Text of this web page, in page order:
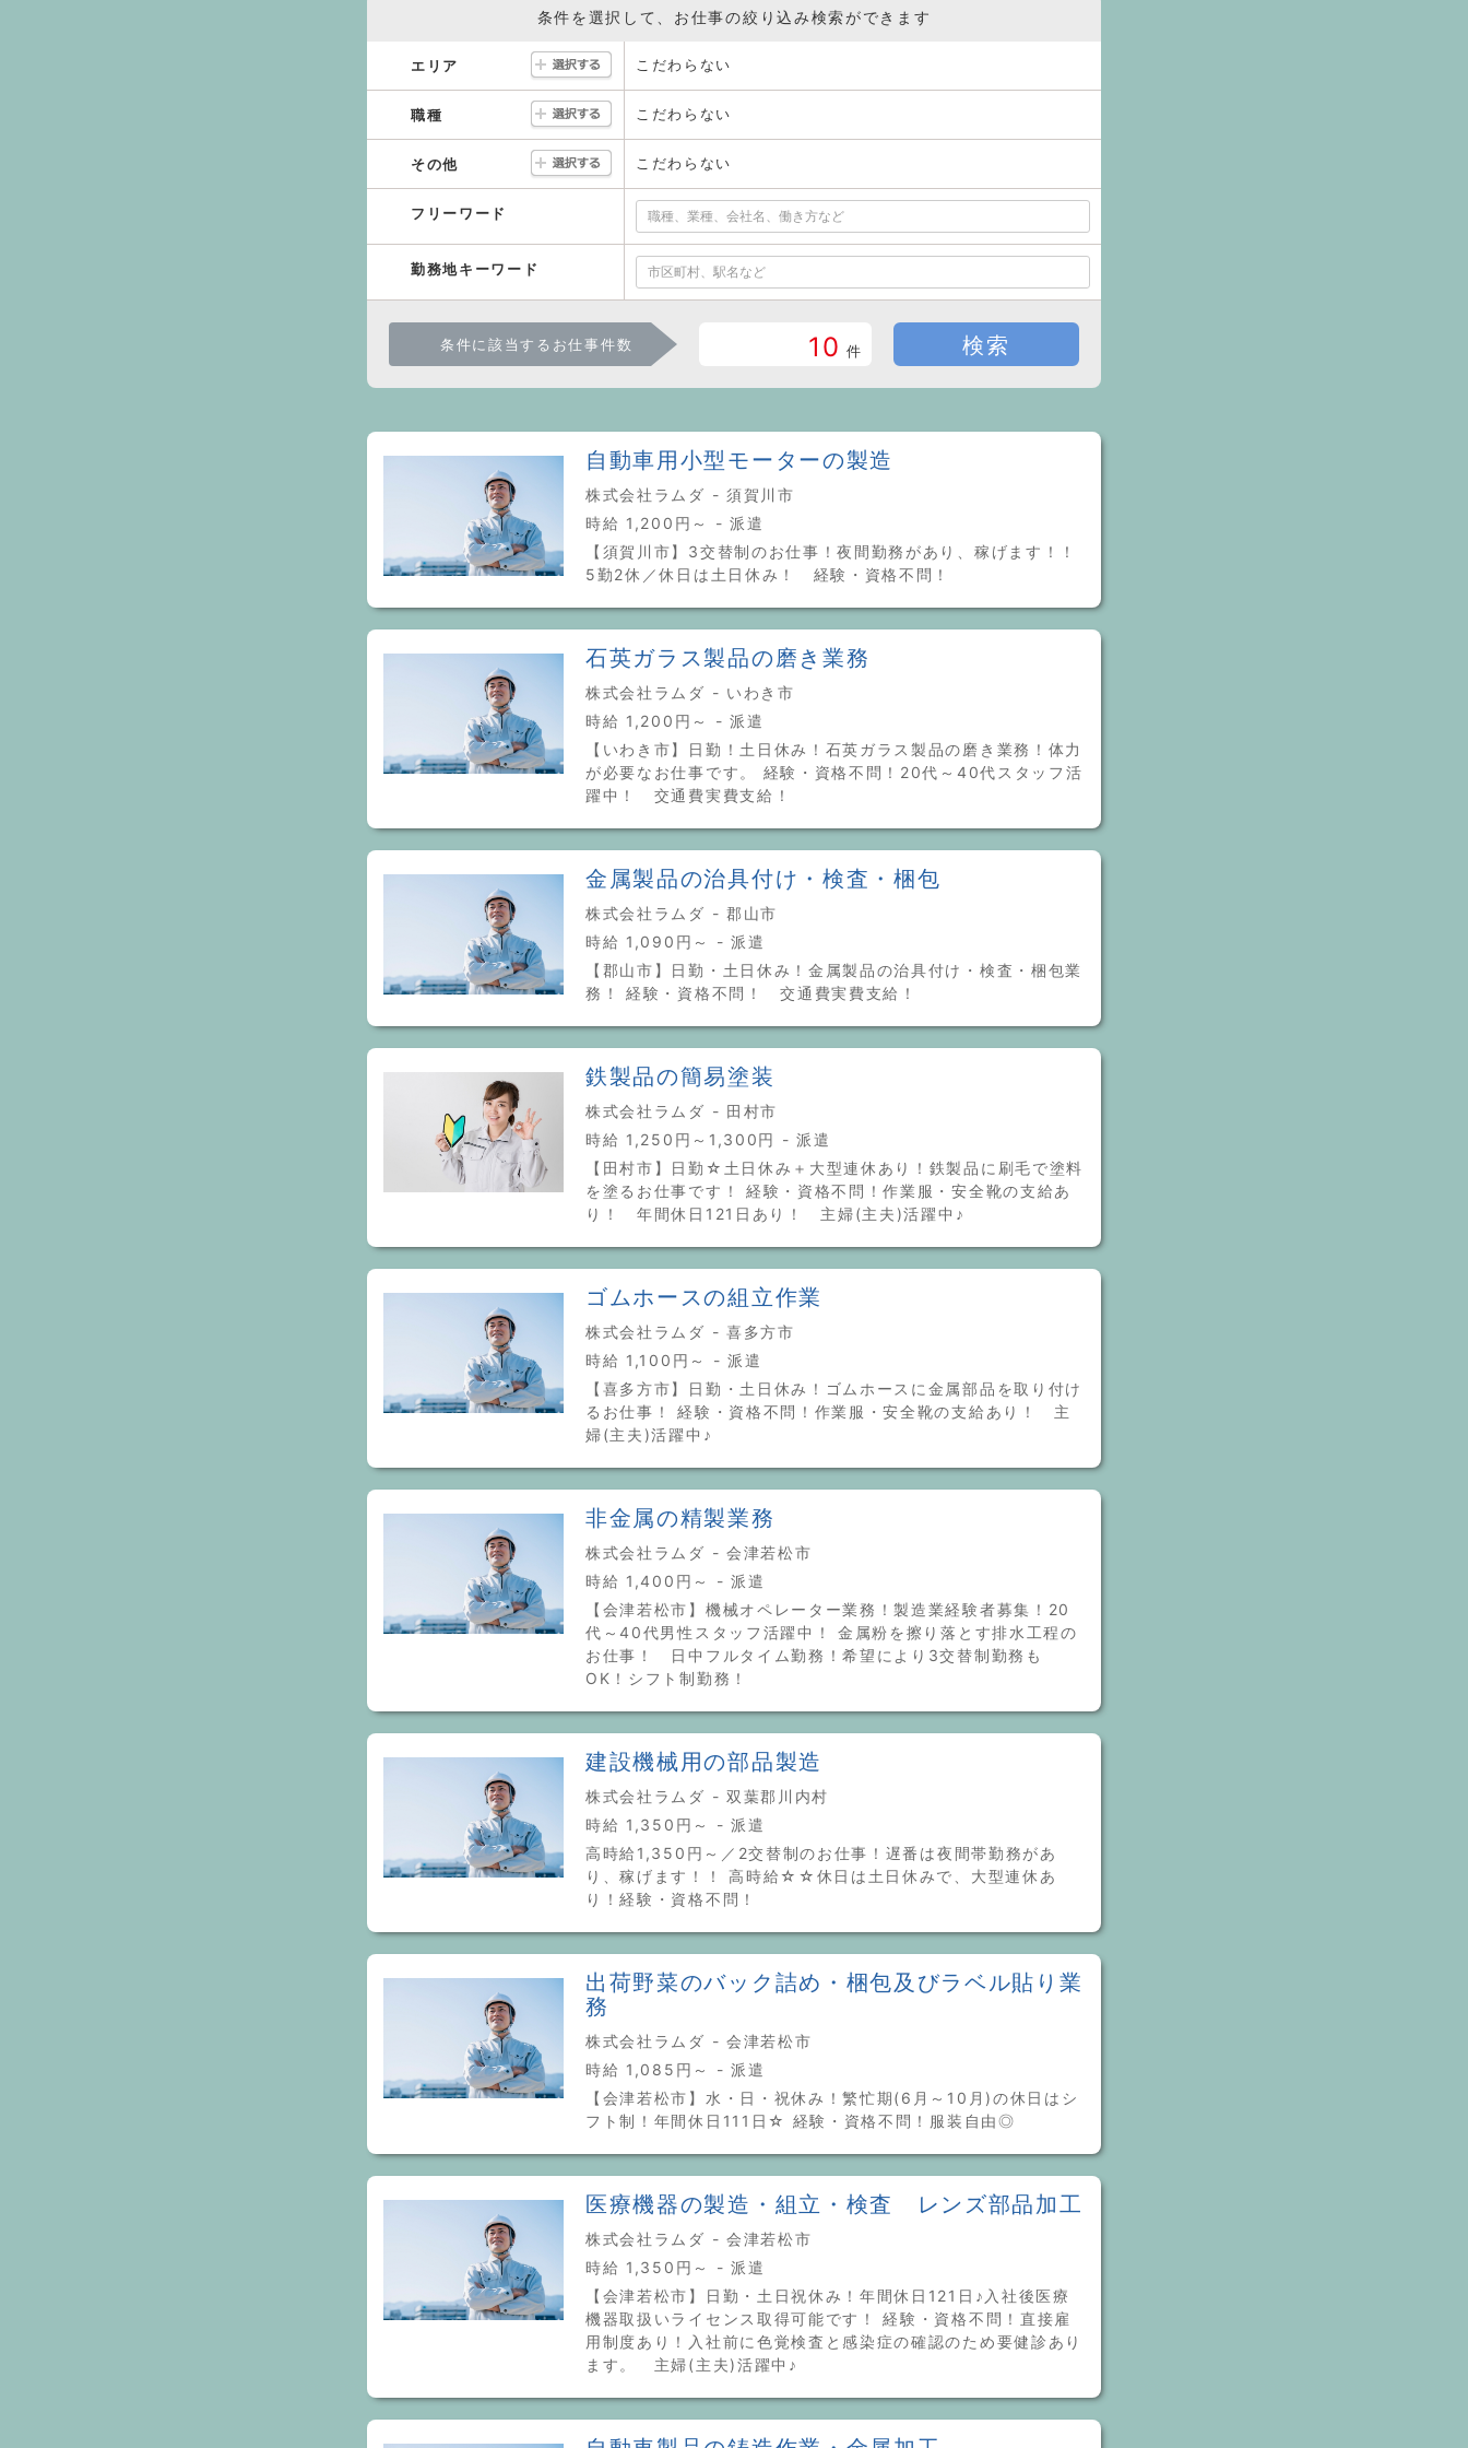
条件を選択して、お仕事の絞り込み検索ができます
エリア こだわらない
職種 こだわらない
その他 こだわらない
フリーワード
勤務地キーワード
条件に該当するお仕事件数 10 件 検索
自動車用小型モーターの製造
株式会社ラムダ - 須賀川市
時給 1,200円～ - 派遣
【須賀川市】3交替制のお仕事！夜間勤務があり、稼げます！！
5勤2休／休日は土日休み！ 経験・資格不問！
石英ガラス製品の磨き業務
株式会社ラムダ - いわき市
時給 1,200円～ - 派遣
【いわき市】日勤！土日休み！石英ガラス製品の磨き業務！体力
が必要なお仕事です。 経験・資格不問！20代～40代スタッフ活
躍中！ 交通費実費支給！
金属製品の治具付け・検査・梱包
株式会社ラムダ - 郡山市
時給 1,090円～ - 派遣
【郡山市】日勤・土日休み！金属製品の治具付け・検査・梱包業
務！ 経験・資格不問！ 交通費実費支給！
鉄製品の簡易塗装
株式会社ラムダ - 田村市
時給 1,250円～1,300円 - 派遣
【田村市】日勤☆土日休み＋大型連休あり！鉄製品に刷毛で塗料
を塗るお仕事です！ 経験・資格不問！作業服・安全靴の支給あ
り！ 年間休日121日あり！ 主婦(主夫)活躍中♪
ゴムホースの組立作業
株式会社ラムダ - 喜多方市
時給 1,100円～ - 派遣
【喜多方市】日勤・土日休み！ゴムホースに金属部品を取り付け
るお仕事！ 経験・資格不問！作業服・安全靴の支給あり！ 主
婦(主夫)活躍中♪
非金属の精製業務
株式会社ラムダ - 会津若松市
時給 1,400円～ - 派遣
【会津若松市】機械オペレーター業務！製造業経験者募集！20
代～40代男性スタッフ活躍中！ 金属粉を擦り落とす排水工程の
お仕事！ 日中フルタイム勤務！希望により3交替制勤務も
OK！シフト制勤務！
建設機械用の部品製造
株式会社ラムダ - 双葉郡川内村
時給 1,350円～ - 派遣
高時給1,350円～／2交替制のお仕事！遅番は夜間帯勤務があ
り、稼げます！！ 高時給☆☆休日は土日休みで、大型連休あ
り！経験・資格不問！
出荷野菜のバック詰め・梱包及びラベル貼り業
務
株式会社ラムダ - 会津若松市
時給 1,085円～ - 派遣
【会津若松市】水・日・祝休み！繁忙期(6月～10月)の休日はシ
フト制！年間休日111日☆ 経験・資格不問！服装自由◎
医療機器の製造・組立・検査 レンズ部品加工
株式会社ラムダ - 会津若松市
時給 1,350円～ - 派遣
【会津若松市】日勤・土日祝休み！年間休日121日♪入社後医療
機器取扱いライセンス取得可能です！ 経験・資格不問！直接雇
用制度あり！入社前に色覚検査と感染症の確認のため要健診あり
ます。 主婦(主夫)活躍中♪